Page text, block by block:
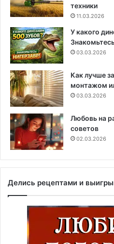
техники
11.03.2026
У какого
03.03.2026
Как лучше
монтажом
03.03.2026
Любовь на
советов
02.03.2026
Делись рецептами и